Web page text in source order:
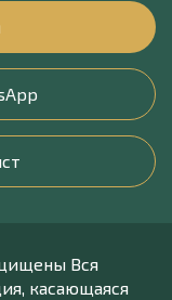
Вся
касающаяся